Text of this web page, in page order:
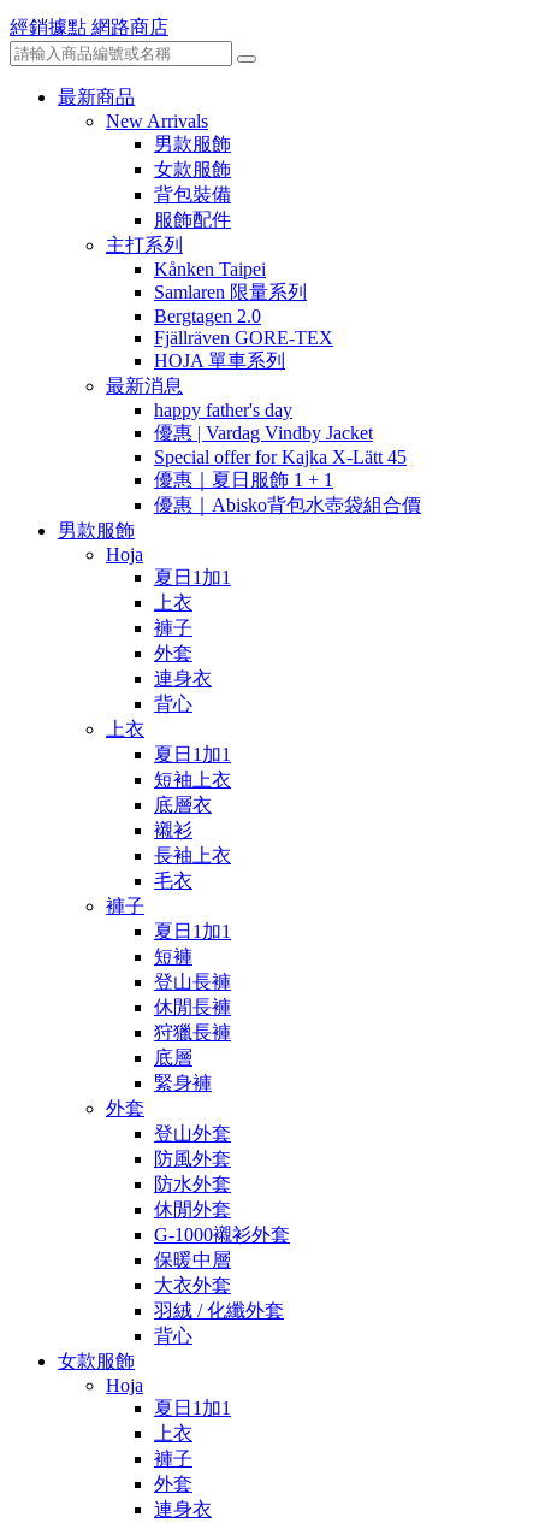
經銷據點 網路商店
最新商品
New Arrivals
男款服飾
女款服飾
背包裝備
服飾配件
主打系列
Kånken Taipei
Samlaren 限量系列
Bergtagen 2.0
Fjällräven GORE-TEX
HOJA 單車系列
最新消息
happy father's day
優惠 | Vardag Vindby Jacket
Special offer for Kajka X-Lätt 45
優惠｜夏日服飾 1 + 1
優惠｜Abisko背包水壺袋組合價
男款服飾
Hoja
夏日1加1
上衣
褲子
外套
連身衣
背心
上衣
夏日1加1
短袖上衣
底層衣
襯衫
長袖上衣
毛衣
褲子
夏日1加1
短褲
登山長褲
休閒長褲
狩獵長褲
底層
緊身褲
外套
登山外套
防風外套
防水外套
休閒外套
G-1000襯衫外套
保暖中層
大衣外套
羽絨 / 化纖外套
背心
女款服飾
Hoja
夏日1加1
上衣
褲子
外套
連身衣